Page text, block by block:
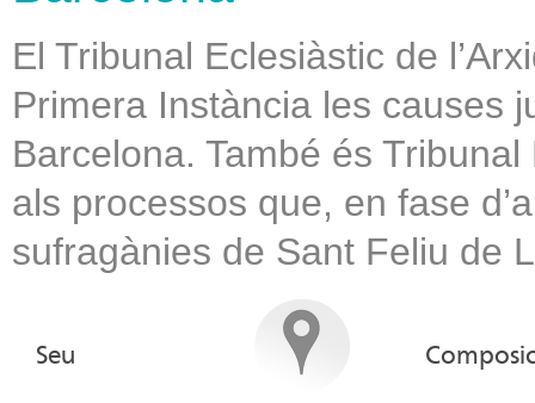
El Tribunal Eclesiàstic de
Primera Instància les causes
Barcelona. També és
als processos que, en fase
sufragànies de Sant Feliu de
Seu